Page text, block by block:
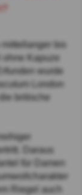
mittellanger bis
ohne Kapuze
wurde
London
britische
Daraus
für Damen
Riegel auch